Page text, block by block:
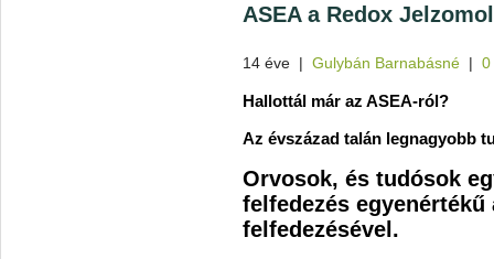
ASEA a Redox
14 éve | Gulybán Barnabásné | 0
Hallottál már az ASEA-ról?
Az évszázad talán legnagyobb
Orvosok, és tudósok
felfedezés
felfedezésével.